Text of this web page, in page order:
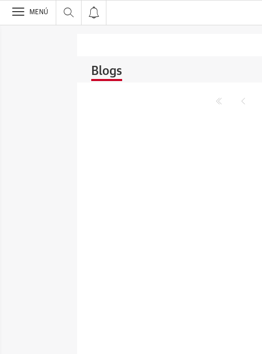
>
MENÚ
Blogs